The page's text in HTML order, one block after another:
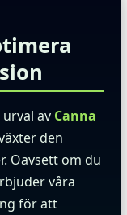
av Canna
den
Oavsett om du
våra
för att